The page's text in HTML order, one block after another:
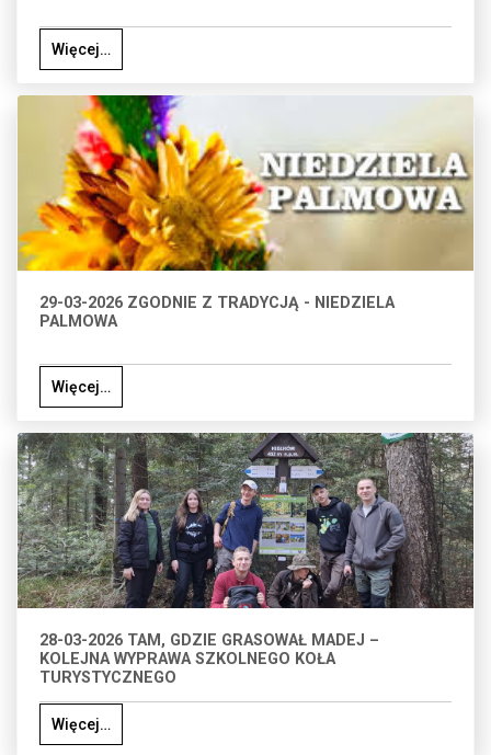
Więcej…
29-03-2026 ZGODNIE Z TRADYCJĄ - NIEDZIELA
PALMOWA
Więcej…
28-03-2026 TAM, GDZIE GRASOWAŁ MADEJ –
KOLEJNA WYPRAWA SZKOLNEGO KOŁA
TURYSTYCZNEGO
Więcej…